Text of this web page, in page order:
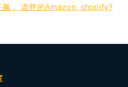
飙， 虚胖的Amazon, shopify?